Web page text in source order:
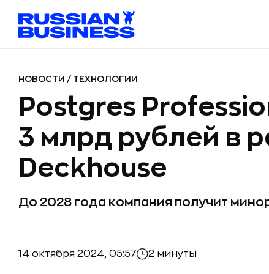
НОВОСТИ / ТЕХНОЛОГИИ
Postgres
3 млрд рублей в
Deckhouse
До 2028 года компания получит
14 октября 2024, 05:57 2 минуты